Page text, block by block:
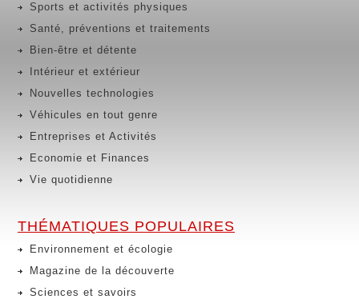
Sports et activités physiques
Santé, préventions et traitements
Bien-être et détente
Intérieur et extérieur
Nouvelles technologies
Véhicules en tout genre
Entreprises et Activités
Economie et Finances
Vie quotidienne
THÉMATIQUES POPULAIRES
Environnement et écologie
Magazine de la découverte
Sciences et savoirs